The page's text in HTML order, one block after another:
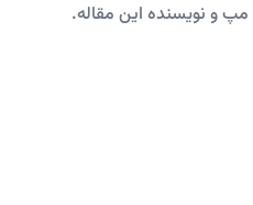
و نویسنده این مقاله.